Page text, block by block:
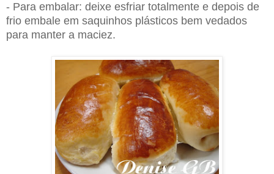
- Para embalar: deixe esfriar totalmente e depois de
frio embale em saquinhos plásticos bem vedados
para manter a maciez.